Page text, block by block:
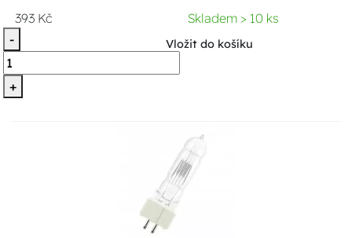
393 Kč
Skladem > 10 ks
-
+
Vložit do košíku